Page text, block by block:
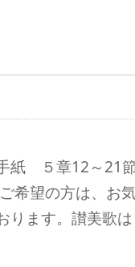
紙 ５章12～
望の方は、お
ります。讃美歌